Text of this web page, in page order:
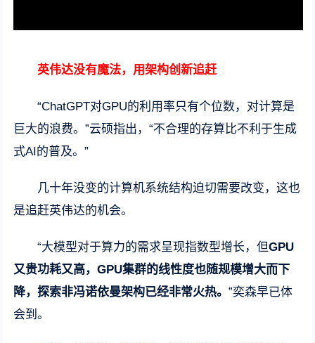
英伟达没有魔法，用架构创新追赶
“ChatGPT对GPU的利用率只有个位数，对计算是
巨大的浪费。”云硕指出，“不合理的存算比不利于生成
式AI的普及。”
几十年没变的计算机系统结构迫切需要改变，这也
是追赶英伟达的机会。
“大模型对于算力的需求呈现指数型增长，但GPU
又贵功耗又高，GPU集群的线性度也随规模增大而下
降，探索非冯诺依曼架构已经非常火热。”奕森早已体
会到。